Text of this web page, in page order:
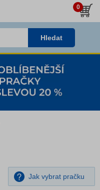
0
Hledat
Jak vybrat pračku